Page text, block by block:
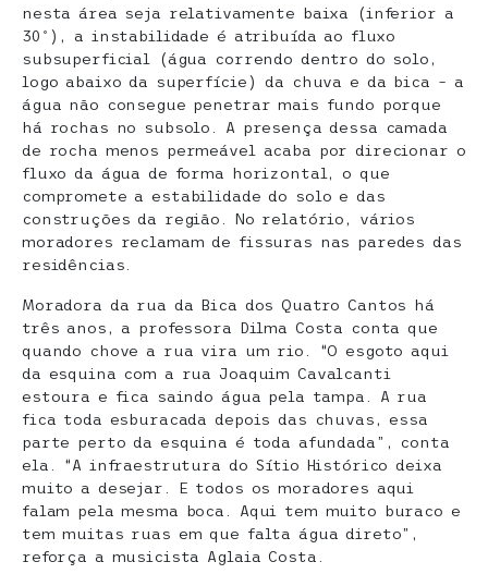
nesta área seja relativamente baixa (inferior a
30º), a instabilidade é atribuída ao fluxo
subsuperficial (água correndo dentro do solo,
logo abaixo da superfície) da chuva e da bica – a
água não consegue penetrar mais fundo porque
há rochas no subsolo. A presença dessa camada
de rocha menos permeável acaba por direcionar o
fluxo da água de forma horizontal, o que
compromete a estabilidade do solo e das
construções da região. No relatório, vários
moradores reclamam de fissuras nas paredes das
residências.
Moradora da rua da Bica dos Quatro Cantos há
três anos, a professora Dilma Costa conta que
quando chove a rua vira um rio. “O esgoto aqui
da esquina com a rua Joaquim Cavalcanti
estoura e fica saindo água pela tampa. A rua
fica toda esburacada depois das chuvas, essa
parte perto da esquina é toda afundada”, conta
ela. “A infraestrutura do Sítio Histórico deixa
muito a desejar. E todos os moradores aqui
falam pela mesma boca. Aqui tem muito buraco e
tem muitas ruas em que falta água direto”,
reforça a musicista Aglaia Costa.